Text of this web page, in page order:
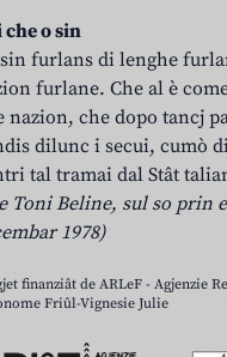
che o sin
sin furlans di lenghe
furlane. Che al è
nazion, che dopo tancj
dilunc i secui, cumò
tal tramai dal Stât
Toni Beline, sul so prin
1978)
finanziât de ARLeF - Agjenzie
Friûl-Vignesie Julie